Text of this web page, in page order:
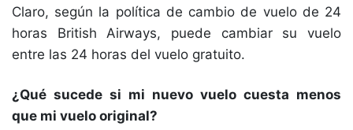
Claro, según la política de cambio de vuelo de 24
horas British Airways, puede cambiar su vuelo
entre las 24 horas del vuelo gratuito.
¿Qué sucede si mi nuevo vuelo cuesta menos
que mi vuelo original?